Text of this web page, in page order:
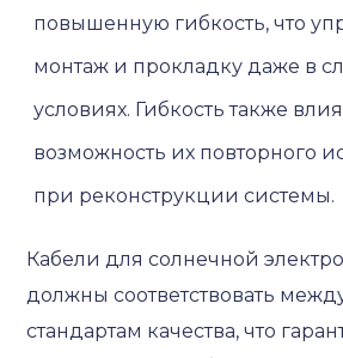
повышенную гибкость, что
монтаж и прокладку даже в
условиях. Гибкость также
возможность их повторного
при реконструкции системы.
Кабели для солнечной
должны соответствовать
стандартам качества, что